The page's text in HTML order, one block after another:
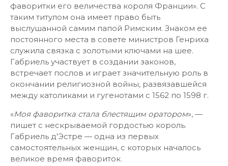
фаворитки его величества короля Франции». С
таким титулом она имеет право быть
выслушанной самим папой Римским. Знаком ее
постоянного места в совете министров Генриха
служила связка с золотыми ключами на шее.
Габриель участвует в создании законов,
встречает послов и играет значительную роль в
окончании религиозной войны, развязавшейся
между католиками и гугенотами с 1562 по 1598 г.
«Моя фаворитка стала блестящим оратором», —
пишет с нескрываемой гордостью король.
Габриель д'Эстре — одна из первых
самостоятельных женщин, с которых началось
великое время фавориток.